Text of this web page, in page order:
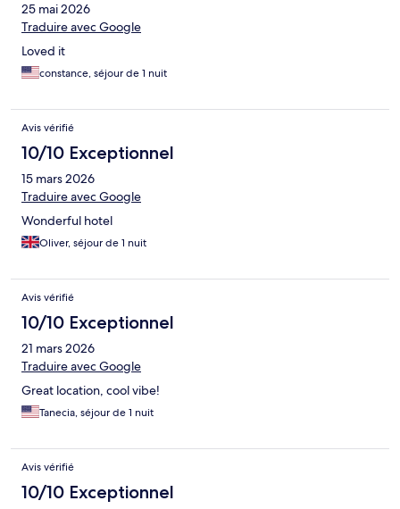
25 mai 2026
Traduire avec Google
Loved it
constance, séjour de 1 nuit
Avis vérifié
10/10 Exceptionnel
15 mars 2026
Traduire avec Google
Wonderful hotel
Oliver, séjour de 1 nuit
Avis vérifié
10/10 Exceptionnel
21 mars 2026
Traduire avec Google
Great location, cool vibe!
Tanecia, séjour de 1 nuit
Avis vérifié
10/10 Exceptionnel